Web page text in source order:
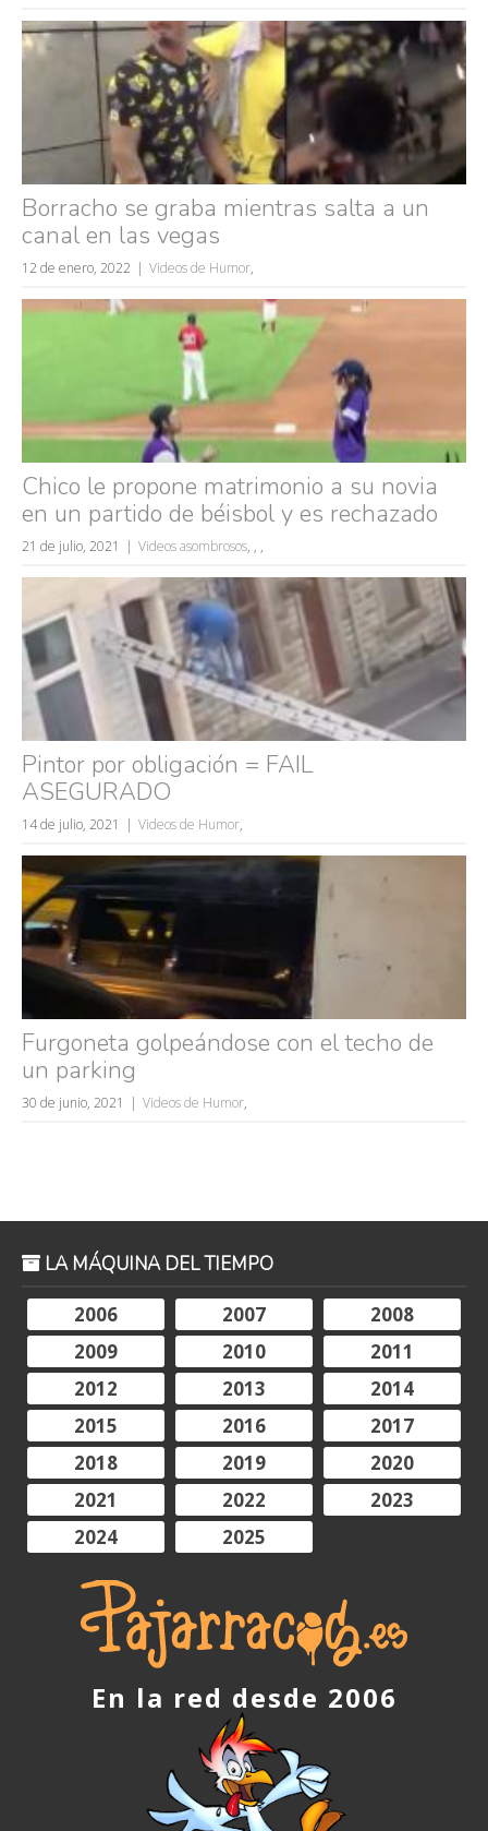
Búsquedas populares
mujeres guapas
volver a nacer
accidentes
wtf
rusos
caídas
fails
Borracho se graba mientras salta a un
canal en las vegas
12 de enero, 2022 Videos de Humor,
Chico le propone matrimonio a su novia
en un partido de béisbol y es rechazado
21 de julio, 2021 Videos asombrosos, , ,
Pintor por obligación = FAIL
ASEGURADO
14 de julio, 2021 Videos de Humor,
Furgoneta golpeándose con el techo de
un parking
30 de junio, 2021 Videos de Humor,
LA MÁQUINA DEL TIEMPO
2006
2007
2008
2009
2010
2011
2012
2013
2014
2015
2016
2017
2018
2019
2020
2021
2022
2023
2024
2025
En la red desde 2006